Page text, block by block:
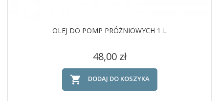
OLEJ DO POMP PRÓŻNIOWYCH 1 L
Cena
48,00 zł
 DODAJ DO KOSZYKA